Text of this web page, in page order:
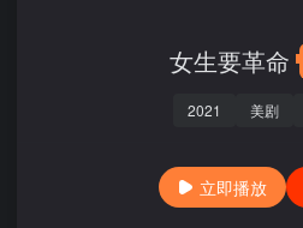
女生要革命
2021 美剧
立即播放